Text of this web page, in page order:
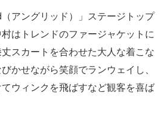
アングリッド）」ステージトップ
はトレンドのファージャケットに
スカートを合わせた大人な着こな
かせながら笑顔でランウェイし、
ウィンクを飛ばすなど観客を喜ば